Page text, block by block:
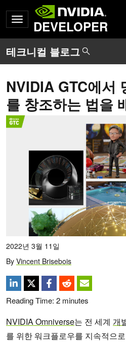
DEVELOPER
NVIDIA GTC에서
를 창조하는 법을
2022년 3월 11일
By Vincent Brisebois
Reading Time: 2 minutes
NVIDIA Omniverse는 전 세계 개
를 위한 워크플로우를 지속적으